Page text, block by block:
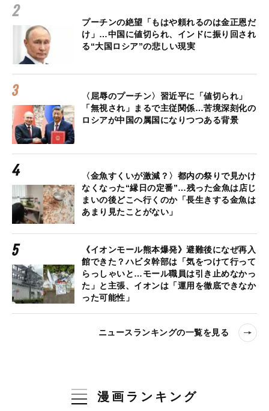
プーチンの絶望「もはや頼れるのは金正恩だ
け」…中国に値切られ、インドに振り回され
る“大国ロシア”の悲しい現実
〈屈辱のプーチン〉習近平に「値切られ」
「無視され」まるで主従関係…苦境深刻化の
ロシアが中国の属国になりつつある背景
〈金魚すくいが激減？〉都内の祭りで見かけ
なくなった“縁日の定番”…残った金魚は店じ
まいの後どこへ行くのか「長生きする金魚は
あまり見たことがない」
《イオンモール熊本爆発》避難後になぜ再入
館できた？ハビタ幹部は「気をつけて行って
らっしゃいと…モール職員は引き止めなかっ
た」と主張、イオンは「運用を徹底できなか
った可能性」
ニュースランキングの一覧を見る
漫画ランキング